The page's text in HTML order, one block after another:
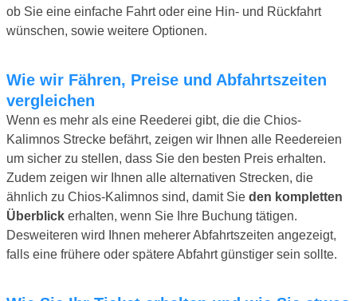
ob Sie eine einfache Fahrt oder eine Hin- und Rückfahrt
wünschen, sowie weitere Optionen.
Wie wir Fähren, Preise und Abfahrtszeiten
vergleichen
Wenn es mehr als eine Reederei gibt, die die Chios-
Kalimnos Strecke befährt, zeigen wir Ihnen alle Reedereien
um sicher zu stellen, dass Sie den besten Preis erhalten.
Zudem zeigen wir Ihnen alle alternativen Strecken, die
ähnlich zu Chios-Kalimnos sind, damit Sie den kompletten
Überblick erhalten, wenn Sie Ihre Buchung tätigen.
Desweiteren wird Ihnen meherer Abfahrtszeiten angezeigt,
falls eine frühere oder spätere Abfahrt günstiger sein sollte.